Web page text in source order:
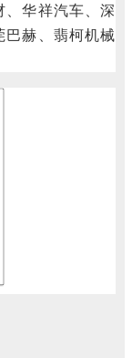
华祥汽车、深
巴赫、翡柯机械